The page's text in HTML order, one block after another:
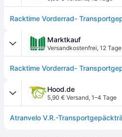
Marktkauf
Versandkostenfrei, 12 Tage
Hood.de
5,90 € Versand, 1–4 Tage